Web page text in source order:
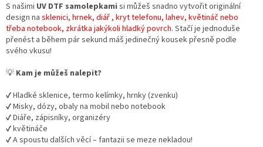
S našimi UV DTF samolepkami si můžeš snadno vytvořit originální
design na sklenici, hrnek, diář , kryt telefonu, lahev, květináč nebo
třeba notebook, zkrátka jakýkoli hladký povrch. Stačí je jednoduše
přenést a během pár sekund máš jedinečný kousek přesně podle
svého vkusu!
💡 Kam je můžeš nalepit?
✔️ Hladké sklenice, termo kelímky, hrnky (zvenku)
✔️ Misky, dózy, obaly na mobil nebo notebook
✔️ Diáře, zápisníky, organizéry
✔️ květináče
✔️ A spoustu dalších věcí – fantazii se meze nekladou!